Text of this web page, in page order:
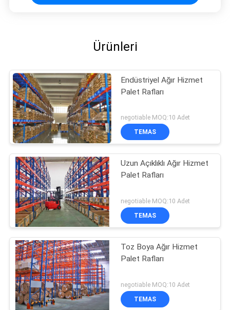
Ürünleri
Endüstriyel Ağır Hizmet
Palet Rafları
negotiable MOQ:10 Adet
TEMAS
Uzun Açıklıklı Ağır Hizmet
Palet Rafları
negotiable MOQ:10 Adet
TEMAS
Toz Boya Ağır Hizmet
Palet Rafları
negotiable MOQ:10 Adet
TEMAS